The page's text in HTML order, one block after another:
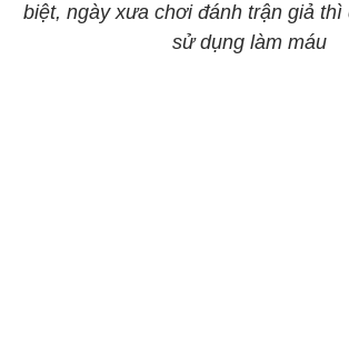
biệt, ngày xưa chơi đánh trận giả
sử dụng làm máu